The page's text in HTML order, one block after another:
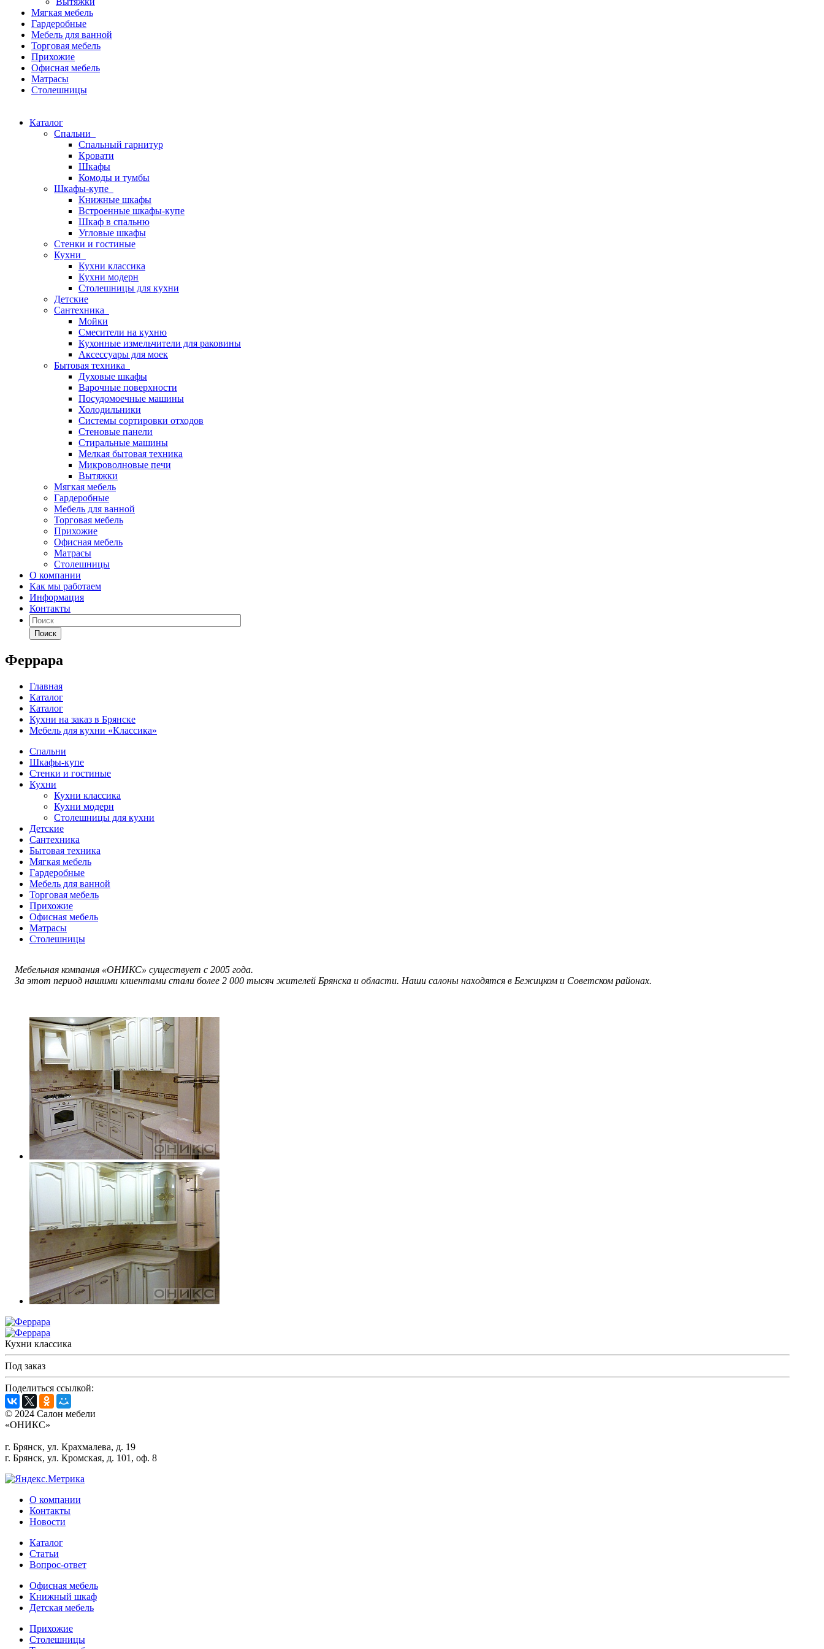
Мягкая мебель
Гардеробные
Мебель для ванной
Торговая мебель
Прихожие
Офисная мебель
Матрасы
Столешницы
Каталог
Спальни
Спальный гарнитур
Кровати
Шкафы
Комоды и тумбы
Шкафы-купе
Книжные шкафы
Встроенные шкафы-купе
Шкаф в спальню
Угловые шкафы
Стенки и гостиные
Кухни
Кухни классика
Кухни модерн
Столешницы для кухни
Детские
Сантехника
Мойки
Смесители на кухню
Кухонные измельчители для раковины
Аксессуары для моек
Бытовая техника
Духовые шкафы
Варочные поверхности
Посудомоечные машины
Холодильники
Системы сортировки отходов
Стеновые панели
Стиральные машины
Мелкая бытовая техника
Микроволновые печи
Вытяжки
Мягкая мебель
Гардеробные
Мебель для ванной
Торговая мебель
Прихожие
Офисная мебель
Матрасы
Столешницы
О компании
Как мы работаем
Информация
Контакты
Поиск
Феррара
Главная
Каталог
Каталог
Кухни на заказ в Брянске
Мебель для кухни «Классика»
Спальни
Шкафы-купе
Стенки и гостиные
Кухни
Кухни классика
Кухни модерн
Столешницы для кухни
Детские
Сантехника
Бытовая техника
Мягкая мебель
Гардеробные
Мебель для ванной
Торговая мебель
Прихожие
Офисная мебель
Матрасы
Столешницы
Мебельная компания «ОНИКС» существует с 2005 года.
За этот период нашими клиентами стали более 2 000 тысяч жителей Брянска и области. Наши салоны находятся в Бежицком и Советском районах.
Кухни классика
Под заказ
Поделиться ссылкой:
© 2024 Салон мебели
«ОНИКС»
г. Брянск, ул. Крахмалева, д. 19
г. Брянск, ул. Кромская, д. 101, оф. 8
О компании
Контакты
Новости
Каталог
Статьи
Вопрос-ответ
Офисная мебель
Книжный шкаф
Детская мебель
Прихожие
Столешницы